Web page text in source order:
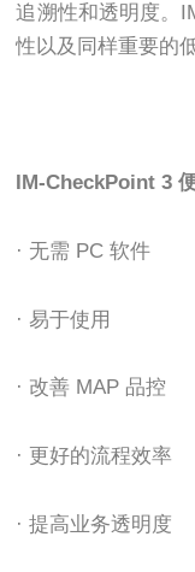
追溯性和透明度
性以及同样重要的低
IM-CheckPoint 3 便
· 无需 PC 软件
· 易于使用
· 改善 MAP 品控
· 更好的流程效率
· 提高业务透明度